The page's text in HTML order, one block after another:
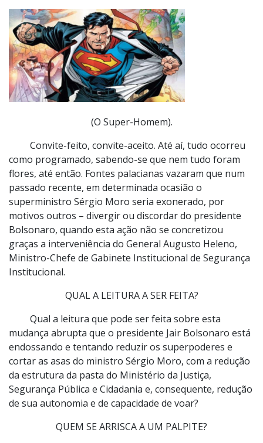
(O Super-Homem).
Convite-feito, convite-aceito. Até aí, tudo ocorreu
como programado, sabendo-se que nem tudo foram
flores, até então. Fontes palacianas vazaram que num
passado recente, em determinada ocasião o
superministro Sérgio Moro seria exonerado, por
motivos outros – divergir ou discordar do presidente
Bolsonaro, quando esta ação não se concretizou
graças a interveniência do General Augusto Heleno,
Ministro-Chefe de Gabinete Institucional de Segurança
Institucional.
QUAL A LEITURA A SER FEITA?
Qual a leitura que pode ser feita sobre esta
mudança abrupta que o presidente Jair Bolsonaro está
endossando e tentando reduzir os superpoderes e
cortar as asas do ministro Sérgio Moro, com a redução
da estrutura da pasta do Ministério da Justiça,
Segurança Pública e Cidadania e, consequente, redução
de sua autonomia e de capacidade de voar?
QUEM SE ARRISCA A UM PALPITE?